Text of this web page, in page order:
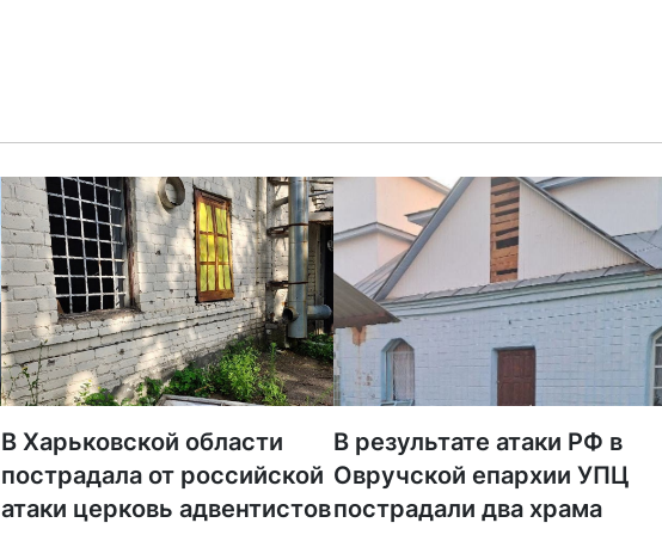
В Харьковской области
пострадала от российской
атаки церковь адвентистов
В результате атаки РФ в
Овручской епархии УПЦ
пострадали два храма